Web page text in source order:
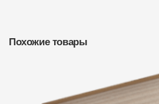
Похожие товары